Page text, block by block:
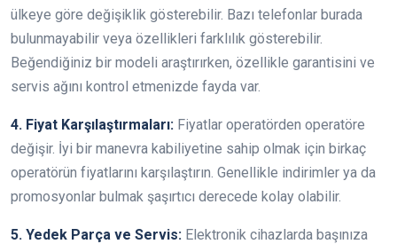
ülkeye göre değişiklik gösterebilir. Bazı telefonlar burada
bulunmayabilir veya özellikleri farklılık gösterebilir.
Beğendiğiniz bir modeli araştırırken, özellikle garantisini ve
servis ağını kontrol etmenizde fayda var.
4. Fiyat Karşılaştırmaları: Fiyatlar operatörden operatöre
değişir. İyi bir manevra kabiliyetine sahip olmak için birkaç
operatörün fiyatlarını karşılaştırın. Genellikle indirimler ya da
promosyonlar bulmak şaşırtıcı derecede kolay olabilir.
5. Yedek Parça ve Servis: Elektronik cihazlarda başınıza